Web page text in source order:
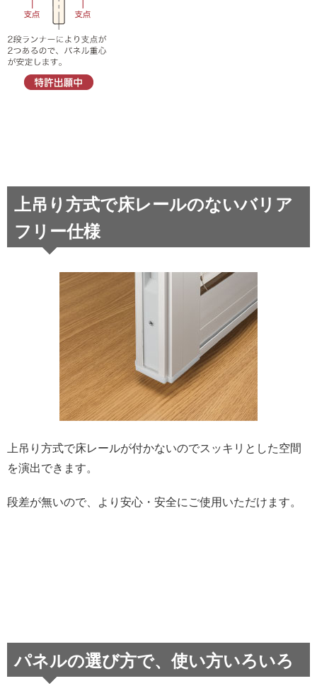
上吊り方式で床レールのないバリア
フリー仕様
上吊り方式で床レールが付かないのでスッキリとした空間
を演出できます。
段差が無いので、より安心・安全にご使用いただけます。
パネルの選び方で、使い方いろいろ